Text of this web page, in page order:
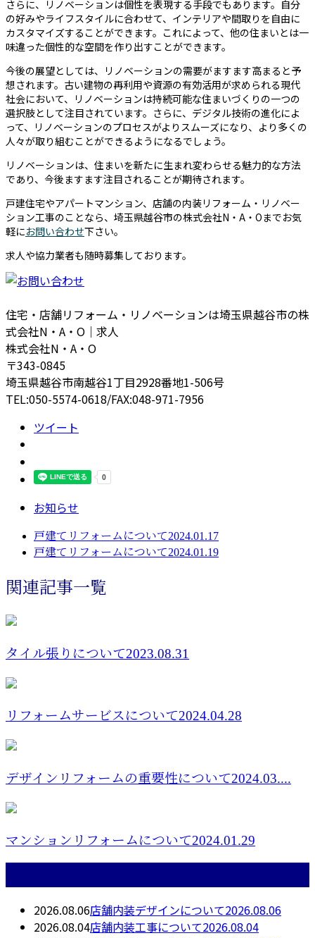
さらに、リノベーションは個性を表現する手段でもあります。自分
の好みやライフスタイルに合わせて、インテリアや間取りを自由に
カスタマイズすることができます。これによって、他の住まいとは一
味違った個性的な空間を作り出すことができます。
今後の展望としては、リノベーションの需要がますます高まると予
想されます。古い建物の再利用や資源の有効活用が求められる現代
社会において、リノベーションは持続可能な住まいづくりの一つの
選択肢として注目されています。さらに、デジタル技術の進化によ
って、リノベーションのプロセスがよりスムーズになり、より多くの
人々が取り組むことができるようになるでしょう。
リノベーションは、住まいを新たに生まれ変わらせる魅力的な方法
であり、今後ますます注目されることが期待されます。
戸建住宅やアパートマンション、店舗の内装リフォーム・リノベー
ション工事のことなら、埼玉県越谷市の株式会社N・A・Oまでお気
軽にお問い合わせ下さい。
求人や協力業者も随時募集しております。
住宅・店舗リフォーム・リノベーションは埼玉県越谷市の株
式会社N・A・O｜求人
株式会社N・A・O
〒343-0845
埼玉県越谷市南越谷1丁目2928番地1-506号
TEL:050-5574-0618/FAX:048-971-7956
ツイート
お知らせ
戸建てリフォームについて2024.01.17
戸建てリフォームについて2024.01.19
関連記事一覧
タイル張りについて2023.08.31
リフォームサービスについて2024.04.28
デザインリフォームの重要性について2024.03....
マンションリフォームについて2024.01.29
2026.08.06店舗内装デザインについて2026.08.06
2026.08.04店舗内装工事について2026.08.04